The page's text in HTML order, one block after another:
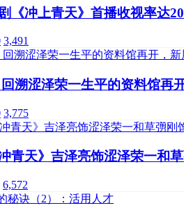
《冲上青天》首播收视率达
3,491
回溯涩泽荣一生平的资料馆再
3,775
青天》吉泽亮饰涩泽荣一和
6,572